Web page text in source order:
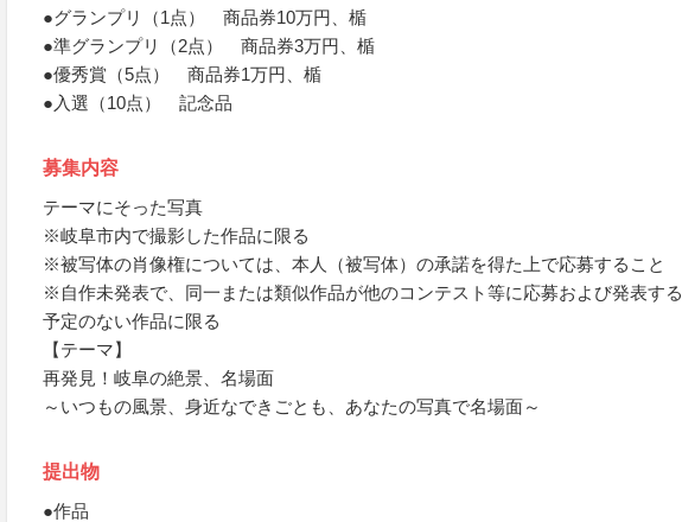
●グランプリ（1点） 商品券10万円、楯
●準グランプリ（2点） 商品券3万円、楯
●優秀賞（5点） 商品券1万円、楯
●入選（10点） 記念品
募集内容
テーマにそった写真
※岐阜市内で撮影した作品に限る
※被写体の肖像権については、本人（被写体）の承諾を得た上で応募すること
※自作未発表で、同一または類似作品が他のコンテスト等に応募および発表する
予定のない作品に限る
【テーマ】
再発見！岐阜の絶景、名場面
～いつもの風景、身近なできごとも、あなたの写真で名場面～
提出物
●作品